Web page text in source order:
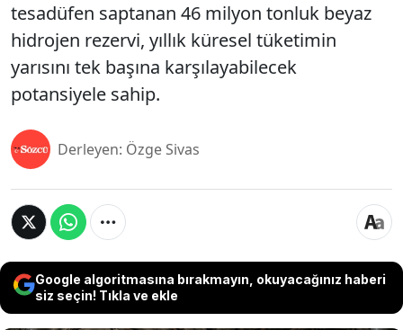
tesadüfen saptanan 46 milyon tonluk beyaz
hidrojen rezervi, yıllık küresel tüketimin
yarısını tek başına karşılayabilecek
potansiyele sahip.
Derleyen: Özge Sivas
Google algoritmasına bırakmayın, okuyacağınız haberi
siz seçin! Tıkla ve ekle